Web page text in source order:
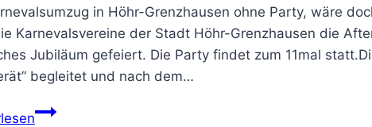
in Höhr-Grenzhausen ohne Party, wäre
Karnevalsvereine der Stadt Höhr-Grenzhausen die
Jubiläum gefeiert. Die Party findet zum 11mal
begleitet und nach dem…
Darauf